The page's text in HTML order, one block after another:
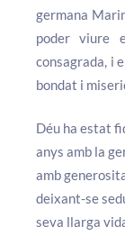
germana
poder viure
consagrada, i
bondat i
Déu ha estat
anys amb la
amb
deixant-se
seva llarga